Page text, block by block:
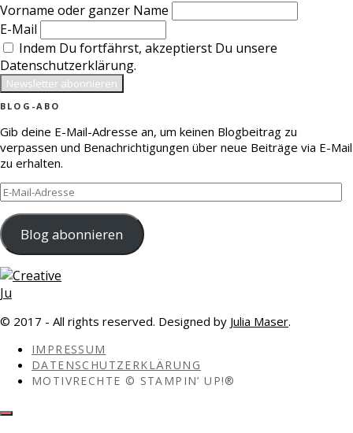
Vorname oder ganzer Name
E-Mail
Indem Du fortfährst, akzeptierst Du unsere
Datenschutzerklärung.
BLOG-ABO
Gib deine E-Mail-Adresse an, um keinen Blogbeitrag zu
verpassen und Benachrichtigungen über neue Beiträge via E-Mail
zu erhalten.
E-
Mail-
Adresse
Blog abonnieren
© 2017 - All rights reserved. Designed by Julia Maser.
IMPRESSUM
DATENSCHUTZERKLÄRUNG
MOTIVRECHTE © STAMPIN’ UP!®